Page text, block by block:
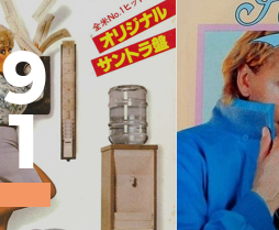
9
1